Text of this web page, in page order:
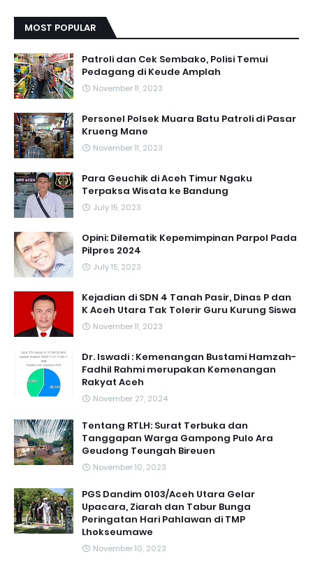
MOST POPULAR
Patroli dan Cek Sembako, Polisi Temui
Pedagang di Keude Amplah
November 11, 2023
Personel Polsek Muara Batu Patroli di Pasar
Krueng Mane
November 11, 2023
Para Geuchik di Aceh Timur Ngaku
Terpaksa Wisata ke Bandung
July 15, 2023
Opini: Dilematik Kepemimpinan Parpol Pada
Pilpres 2024
July 15, 2023
Kejadian di SDN 4 Tanah Pasir, Dinas P dan
K Aceh Utara Tak Tolerir Guru Kurung Siswa
November 11, 2023
Dr. Iswadi : Kemenangan Bustami Hamzah-
Fadhil Rahmi merupakan Kemenangan
Rakyat Aceh
November 27, 2024
Tentang RTLH: Surat Terbuka dan
Tanggapan Warga Gampong Pulo Ara
Geudong Teungah Bireuen
November 10, 2023
PGS Dandim 0103/Aceh Utara Gelar
Upacara, Ziarah dan Tabur Bunga
Peringatan Hari Pahlawan di TMP
Lhokseumawe
November 10, 2023